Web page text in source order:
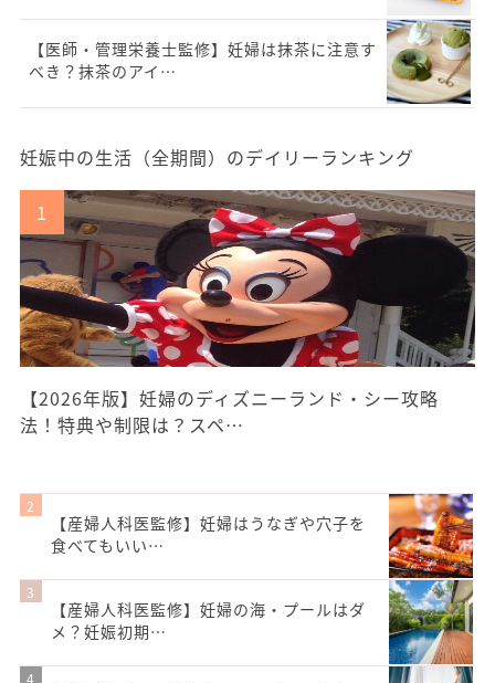
【医師・管理栄養士監修】妊婦は抹茶に注意す
べき？抹茶のアイ…
妊娠中の生活（全期間）のデイリーランキング
【2026年版】妊婦のディズニーランド・シー攻略
法！特典や制限は？スペ…
【産婦人科医監修】妊婦はうなぎや穴子を
食べてもいい…
【産婦人科医監修】妊婦の海・プールはダ
メ？妊娠初期…